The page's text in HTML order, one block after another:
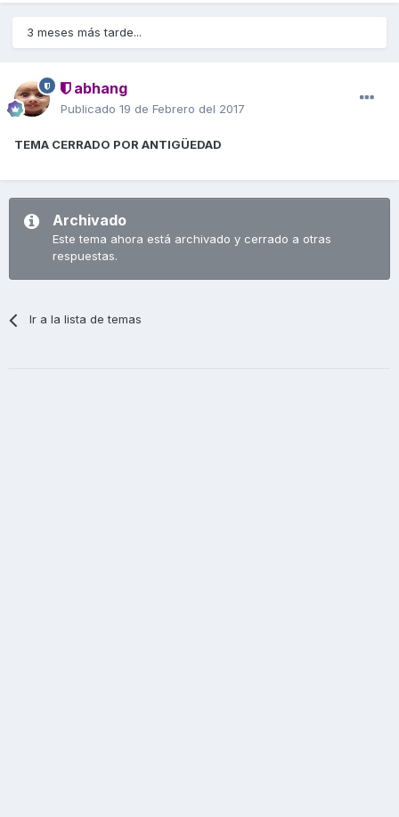
3 meses más tarde...
abhang
Publicado 19 de Febrero del 2017
TEMA CERRADO POR ANTIGÜEDAD
Archivado
Este tema ahora está archivado y cerrado a otras
respuestas.
Ir a la lista de temas